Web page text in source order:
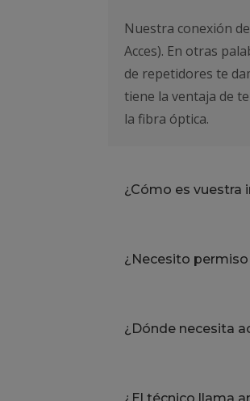
Nuestra conexión
Acces). En otras
de repetidores te
tiene la ventaja de
la fibra óptica.
¿Cómo es vuestra
¿Necesito
¿Dónde necesita
¿El técnico llama